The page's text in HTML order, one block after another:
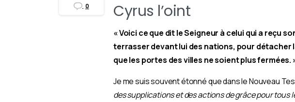
0 Cyrus l’oint
« Voici ce que dit le Seigneur à celui qui a reçu
terrasser devant lui des nations, pour
que les portes des villes ne soient plus fermées.
Je me suis souvent étonné que dans le Nouveau
des supplications et des actions de grâce pour